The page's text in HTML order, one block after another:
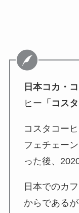
日本コカ・
ヒー 「コス
コスタコー
フェチェー
った後、
日本でのカ
からであるが